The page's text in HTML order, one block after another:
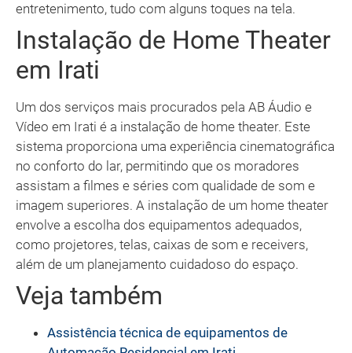
entretenimento, tudo com alguns toques na tela.
Instalação de Home Theater
em Irati
Um dos serviços mais procurados pela AB Áudio e
Vídeo em Irati é a instalação de home theater. Este
sistema proporciona uma experiência cinematográfica
no conforto do lar, permitindo que os moradores
assistam a filmes e séries com qualidade de som e
imagem superiores. A instalação de um home theater
envolve a escolha dos equipamentos adequados,
como projetores, telas, caixas de som e receivers,
além de um planejamento cuidadoso do espaço.
Veja também
Assistência técnica de equipamentos de